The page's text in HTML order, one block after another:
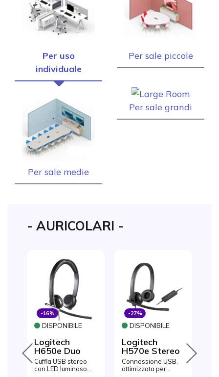
Per uso
individuale
Per sale piccole
Per sale medie
Per sale grandi
- AURICOLARI -
-16%
DISPONIBILE
Logitech
H650e Duo
Cuffia USB stereo
con LED luminoso
-27%
DISPONIBILE
Logitech
H570e Stereo
Connessione USB,
ottimizzata per